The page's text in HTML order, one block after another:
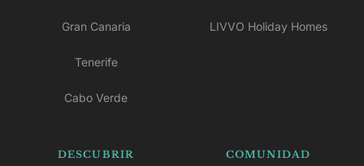
Gran Canaria
Tenerife
Cabo Verde
LIVVO Holiday Homes
DESCUBRIR COMUNIDAD